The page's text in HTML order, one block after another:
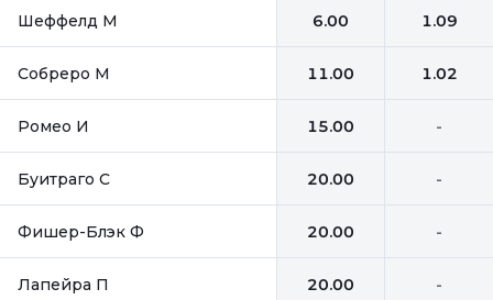
Шеффелд М 6.00 1.09
Собреро М 11.00 1.02
Ромео И 15.00 -
Буитраго С 20.00 -
Фишер-Блэк Ф 20.00 -
Лапейра П 20.00 -